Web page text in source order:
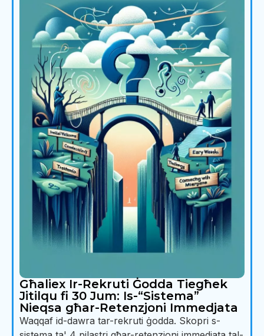
Il-Vantaġġ tal-Ewwel Mossa: Kif
Tuża l-Avviżi Immedjati ta’ UpMLM
biex Tagħlaq Rekluti
Skopri kif l-avviżi immedjati ta' lead ta' UpMLM
jnaqqsu t-temp ta' risposta tal-MLM tiegħek...
Read More